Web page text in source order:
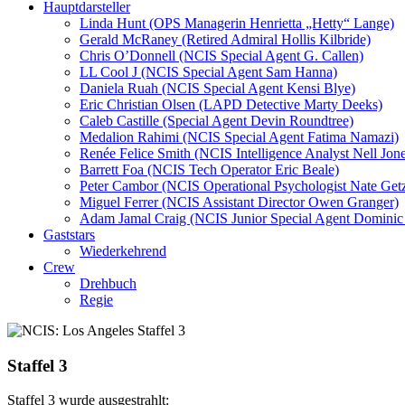
Hauptdarsteller
Linda Hunt (OPS Managerin Henrietta „Hetty“ Lange)
Gerald McRaney (Retired Admiral Hollis Kilbride)
Chris O’Donnell (NCIS Special Agent G. Callen)
LL Cool J (NCIS Special Agent Sam Hanna)
Daniela Ruah (NCIS Special Agent Kensi Blye)
Eric Christian Olsen (LAPD Detective Marty Deeks)
Caleb Castille (Special Agent Devin Roundtree)
Medalion Rahimi (NCIS Special Agent Fatima Namazi)
Renée Felice Smith (NCIS Intelligence Analyst Nell
Barrett Foa (NCIS Tech Operator Eric Beale)
Peter Cambor (NCIS Operational Psychologist Nate
Miguel Ferrer (NCIS Assistant Director Owen Granger)
Adam Jamal Craig (NCIS Junior Special Agent
Gaststars
Wiederkehrend
Crew
Drehbuch
Regie
Staffel 3
Staffel 3 wurde ausgestrahlt: